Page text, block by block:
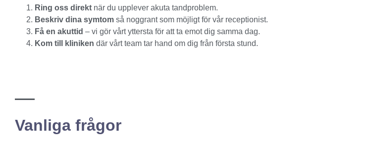
Ring oss direkt när du upplever akuta tandproblem.
Beskriv dina symtom så noggrant som möjligt för vår receptionist.
Få en akuttid – vi gör vårt yttersta för att ta emot dig samma dag.
Kom till kliniken där vårt team tar hand om dig från första stund.
Vanliga frågor